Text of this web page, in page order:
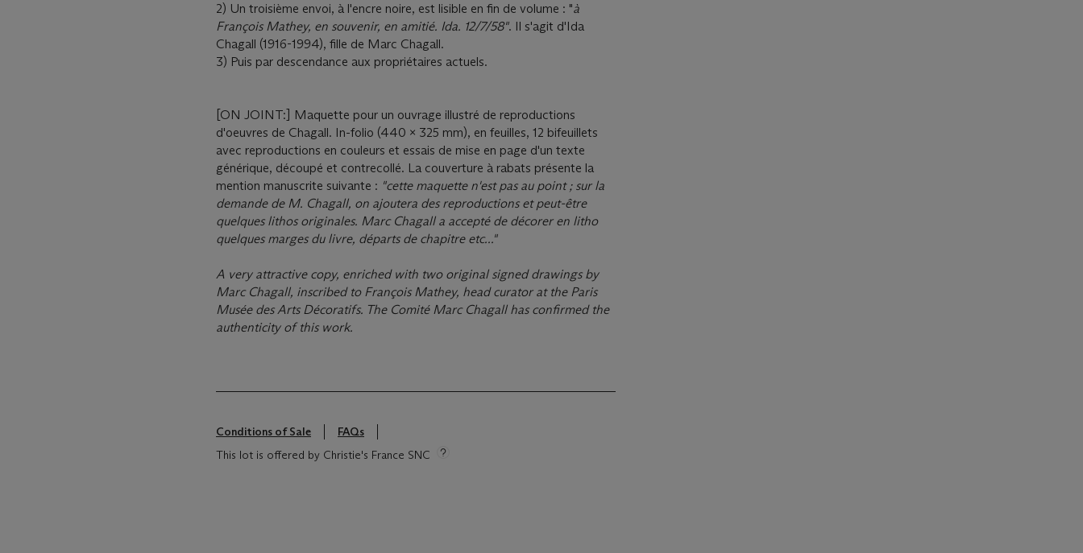
2) Un troisième envoi, à l'encre noire, est lisible en fin de volume : "à
François Mathey, en souvenir, en amitié. Ida. 12/7/58". Il s'agit d'Ida
Chagall (1916-1994), fille de Marc Chagall.
3) Puis par descendance aux propriétaires actuels.
[ON JOINT:] Maquette pour un ouvrage illustré de reproductions
d'oeuvres de Chagall. In-folio (440 x 325 mm), en feuilles, 12 bifeuillets
avec reproductions en couleurs et essais de mise en page d'un texte
générique, découpé et contrecollé. La couverture à rabats présente la
mention manuscrite suivante : "cette maquette n'est pas au point ; sur la
demande de M. Chagall, on ajoutera des reproductions et peut-être
quelques lithos originales. Marc Chagall a accepté de décorer en litho
quelques marges du livre, départs de chapitre etc..."
A very attractive copy, enriched with two original signed drawings by
Marc Chagall, inscribed to François Mathey, head curator at the Paris
Musée des Arts Décoratifs. The Comité Marc Chagall has confirmed the
authenticity of this work.
Conditions of Sale
FAQs
This lot is offered by Christie's France SNC